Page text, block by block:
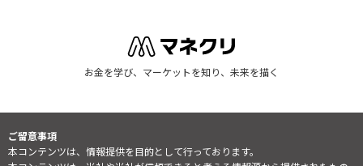
お金を学び、マーケットを知り、未来を描く
ご留意事項
本コンテンツは、情報提供を目的として行っております。